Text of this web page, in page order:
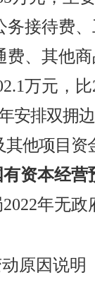
务接待费
费、其他
万元，比
安排双拥
其他项目资
有资本经营
2022年无政
原因说明